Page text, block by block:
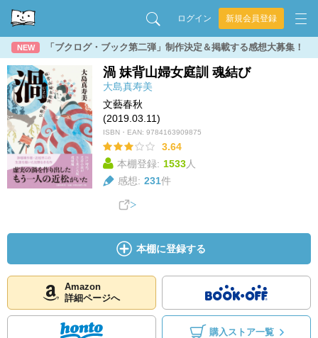
ログイン 新規会員登録
NEW 「ブクログ・ブック第二弾」制作決定＆掲載する感想大募集！
渦 妹背山婦女庭訓 魂結び
大島真寿美
文藝春秋
(2019.03.11)
ISBN・EAN: 9784163909875
3.64
本棚登録: 1533人
感想: 231件
本棚に登録する
Amazon
詳細ページへ
購入ストア一覧